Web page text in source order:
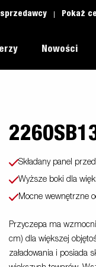
Pokaż
Dookoła
Lawety
Sporty
Szkoła
1205 Limited
Nowości
Składany panel
Wyższe boki dla
Mocne wewnętrzne
Przyczepa ma
cm) dla większej
załadowania i posiada